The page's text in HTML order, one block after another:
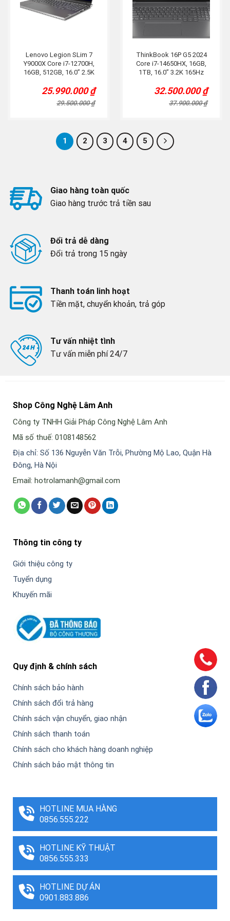
Lenovo Legion SLim 7
Y9000X Core i7-12700H,
16GB, 512GB, 16.0” 2.5K
29.500.000₫
Original
price
was:
25.990.000₫
Current
price
is:
ThinkBook 16P G5 2024
Core i7-14650HX, 16GB,
1TB, 16.0” 3.2K 165Hz
Titan
37.900.000₫
Original
price
was:
32.500.000₫
Current
price
is:
1 2 3 4 5
Giao hàng toàn quốc
Giao hàng trước trả tiền sau
Đổi trả dễ dàng
Đổi trả trong 15 ngày
Thanh toán linh hoạt
Tiền mặt, chuyển khoản, trả góp
Tư vấn nhiệt tình
Tư vấn miễn phí 24/7
Shop Công Nghệ Lâm Anh
Công ty TNHH Giải Pháp Công Nghệ Lâm Anh
Mã số thuế: 0108148562
Địa chỉ: Số 136 Nguyễn Văn Trỗi, Phường Mộ Lao, Quận Hà
Đông, Hà Nội
Email: hotrolamanh@gmail.com
Thông tin công ty
Giới thiệu công ty
Tuyển dụng
Khuyến mãi
Quy định & chính sách
Chính sách bảo hành
Chính sách đổi trả hàng
Chính sách vận chuyển, giao nhận
Chính sách thanh toán
Chính sách cho khách hàng doanh nghiệp
Chính sách bảo mật thông tin
HOTLINE MUA HÀNG
0856.555.222
HOTLINE KỸ THUẬT
0856.555.333
HOTLINE DỰ ÁN
0901.883.886